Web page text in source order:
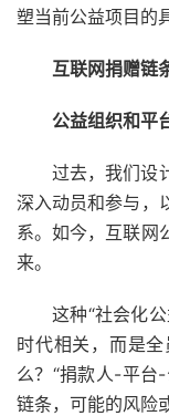
塑当前公益项目的
互联网捐赠链
公益组织和平
过去，我们设
深入动员和参与，
系。如今，互联网
来。
这种“社会化
时代相关，而是
么？“捐款人-平台
链条，可能的风险